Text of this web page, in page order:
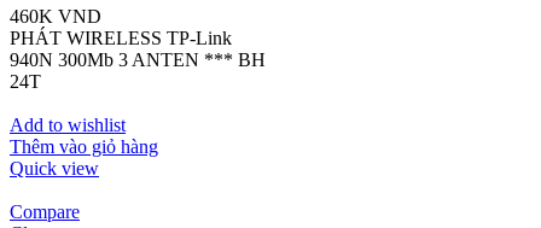
460K VND
PHÁT WIRELESS TP-Link
940N 300Mb 3 ANTEN *** BH
24T
Add to wishlist
Thêm vào giỏ hàng
Quick view
Compare